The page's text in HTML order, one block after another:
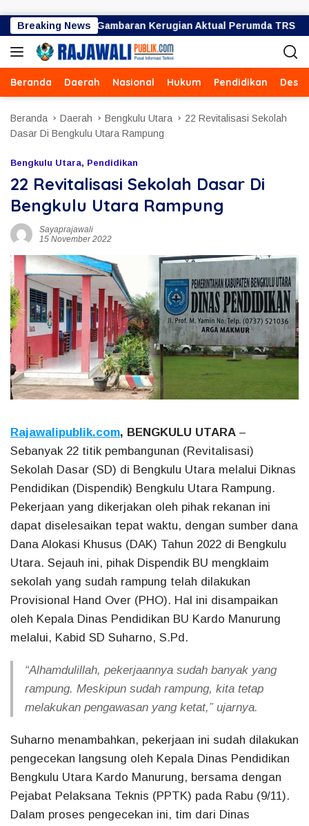
Breaking News
Bukan Gambaran Kerugian Aktual Perumda TRS
Beranda Daerah Nasional Hukum Pendidikan Desa
Beranda Daerah Bengkulu Utara
22 Revitalisasi Sekolah
Dasar Di Bengkulu Utara Rampung
Bengkulu Utara, Pendidikan
22 Revitalisasi Sekolah Dasar Di
Bengkulu Utara Rampung
Sayaprajawali
15 November 2022
Rajawalipublik.com, BENGKULU UTARA –
Sebanyak 22 titik pembangunan (Revitalisasi)
Sekolah Dasar (SD) di Bengkulu Utara melalui Diknas
Pendidikan (Dispendik) Bengkulu Utara Rampung.
Pekerjaan yang dikerjakan oleh pihak rekanan ini
dapat diselesaikan tepat waktu, dengan sumber dana
Dana Alokasi Khusus (DAK) Tahun 2022 di Bengkulu
Utara. Sejauh ini, pihak Dispendik BU mengklaim
sekolah yang sudah rampung telah dilakukan
Provisional Hand Over (PHO). Hal ini disampaikan
oleh Kepala Dinas Pendidikan BU Kardo Manurung
melalui, Kabid SD Suharno, S.Pd.
“Alhamdulillah, pekerjaannya sudah banyak yang
rampung. Meskipun sudah rampung, kita tetap
melakukan pengawasan yang ketat,” ujarnya.
Suharno menambahkan, pekerjaan ini sudah dilakukan
pengecekan langsung oleh Kepala Dinas Pendidikan
Bengkulu Utara Kardo Manurung, bersama dengan
Pejabat Pelaksana Teknis (PPTK) pada Rabu (9/11).
Dalam proses pengecekan ini, tim dari Dinas